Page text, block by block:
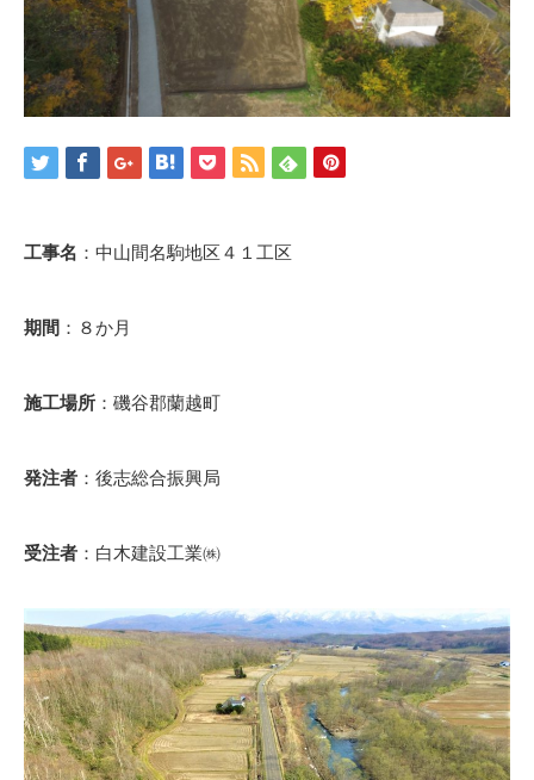
工事名 ：中山間名駒地区４１工区
期間 ：８か月
施工場所 ：磯谷郡蘭越町
発注者 ：後志総合振興局
受注者 ：白木建設工業㈱